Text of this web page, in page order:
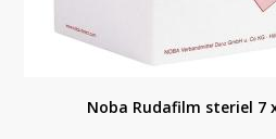
Noba Rudafilm steriel 7